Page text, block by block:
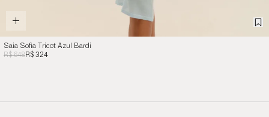
Saia Sofia Tricot Azul Bardi
R$ 648R$ 324